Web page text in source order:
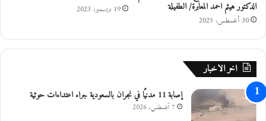
ق
د
س
الدكتور هيثم احمد المعابرة/ الطفيلة
30 أغسطس، 2025
19 ديسمبر، 2023
اخر الاخبار
إصابة 11 مدنيًا في نجران بالسعودية جراء اعتداءات حوثية
7 أغسطس، 2026